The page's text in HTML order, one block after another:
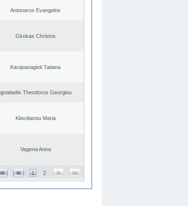
Antonaros Evangelos
Gkokas Christos
Karapanagioti Tatiana
Ignatiadis Theodoros Georgiou
Klavdianou Maria
Vagena Anna
1 2